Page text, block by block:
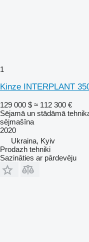
1
Kinze INTERPLANT
129 000 $ ≈ 112 300 €
Sējamā un stādāmā
sējmašīna
2020
Ukraina, Kyiv
Prodazh tehniki
Sazināties ar pārdevēju